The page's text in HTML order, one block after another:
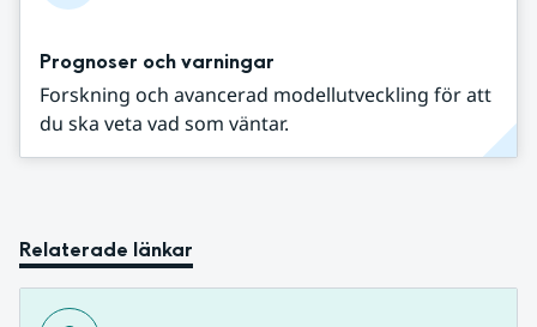
Prognoser och varningar
Forskning och avancerad modellutveckling för att
du ska veta vad som väntar.
Relaterade länkar